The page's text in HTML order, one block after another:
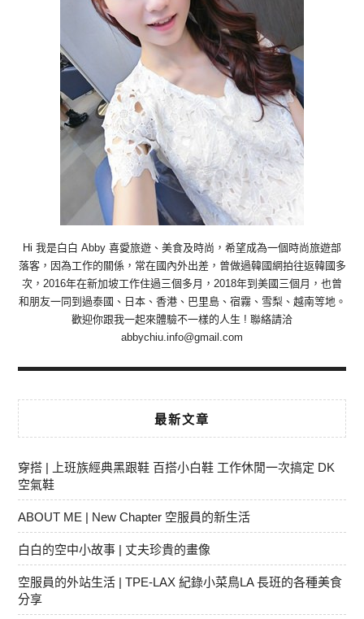
Hi 我是白白 Abby 喜愛旅遊、美食及時尚，希望成為一個時尚旅遊部
落客，因為工作的關係，常在國內外出差，曾做過韓國網拍往返韓國多
次，2016年在新加坡工作住過三個多月，2018年到美國三個月，也曾
和朋友一同到過泰國、日本、香港、巴里島、宿霧、雪梨、越南等地。
歡迎你跟我一起來體驗不一樣的人生 ! 聯絡請洽
abbychiu.info@gmail.com
最新文章
穿搭 | 上班族經典黑跟鞋 百搭小白鞋 工作休閒一次搞定 DK
空氣鞋
ABOUT ME | New Chapter 空服員的新生活
白白的空中小故事 | 丈夫珍貴的畫像
空服員的外站生活 | TPE-LAX 紀錄小菜鳥LA 長班的各種美食
分享